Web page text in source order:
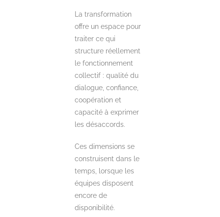
La transformation
offre un espace pour
traiter ce qui
structure réellement
le fonctionnement
collectif : qualité du
dialogue, confiance,
coopération et
capacité à exprimer
les désaccords.
Ces dimensions se
construisent dans le
temps, lorsque les
équipes disposent
encore de
disponibilité.